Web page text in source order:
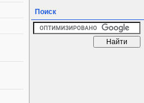
Поиск